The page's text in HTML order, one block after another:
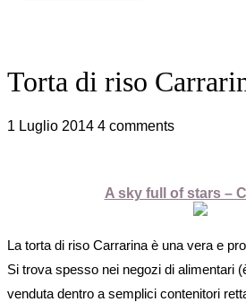
Torta di riso
1 Luglio 2014 4 comments
A sky full of stars –
La torta di riso Carrarina è una vera e
Si trova spesso nei negozi di alimentari
venduta dentro a semplici contenitori